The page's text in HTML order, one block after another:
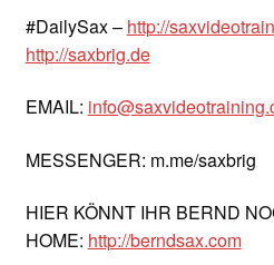
#DailySax – http://
http://saxbrig.de
EMAIL:
MESSENGER: m.me/saxbrig
HIER KÖNNT IHR BERND
HOME: http://berndsax.com